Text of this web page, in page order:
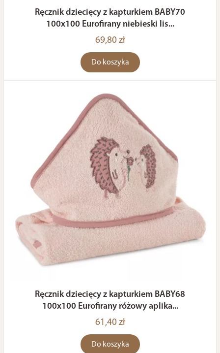
Ręcznik dziecięcy z kapturkiem BABY70
100x100 Eurofirany niebieski lis...
69,80 zł
Do koszyka
Ręcznik dziecięcy z kapturkiem BABY68
100x100 Eurofirany różowy aplika...
61,40 zł
Do koszyka